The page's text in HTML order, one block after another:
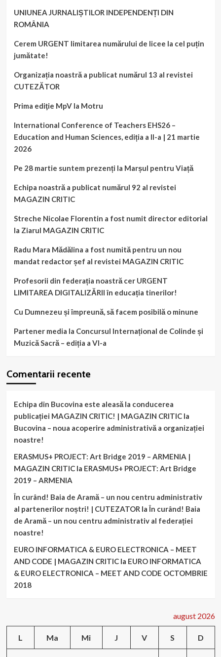
UNIUNEA JURNALIȘTILOR INDEPENDENȚI DIN
ROMÂNIA
Cerem URGENT limitarea numărului de licee la cel puțin
jumătate!
Organizația noastră a publicat numărul 13 al revistei
CUTEZĂTOR
Prima ediţie MpV la Motru
International Conference of Teachers EHS26 –
Education and Human Sciences, ediția a II-a | 21 martie
2026
Pe 28 martie suntem prezenți la Marșul pentru Viață
Echipa noastră a publicat numărul 92 al revistei
MAGAZIN CRITIC
Streche Nicolae Florentin a fost numit director editorial
la Ziarul MAGAZIN CRITIC
Radu Mara Mădălina a fost numită pentru un nou
mandat redactor șef al revistei MAGAZIN CRITIC
Profesorii din federația noastră cer URGENT
LIMITAREA DIGITALIZĂRII în educația tinerilor!
Cu Dumnezeu și împreună, să facem posibilă o minune
Partener media la Concursul Internațional de Colinde și
Muzică Sacră – ediția a VI-a
Comentarii recente
Echipa din Bucovina este aleasă la conducerea
publicației MAGAZIN CRITIC! | MAGAZIN CRITICla
Bucovina – noua acoperire administrativă a organizației
noastre!
ERASMUS+ PROJECT: Art Bridge 2019 – ARMENIA |
MAGAZIN CRITICla ERASMUS+ PROJECT: Art Bridge
2019 – ARMENIA
În curând! Baia de Aramă – un nou centru administrativ
al partenerilor noștri! | CUTEZATOR laÎn curând! Baia
de Aramă – un nou centru administrativ al federației
noastre!
EURO INFORMATICA & EURO ELECTRONICA – MEET
AND CODE | MAGAZIN CRITICla EURO INFORMATICA
& EURO ELECTRONICA – MEET AND CODE OCTOMBRIE
2018
august 2026
L Ma Mi J V S D